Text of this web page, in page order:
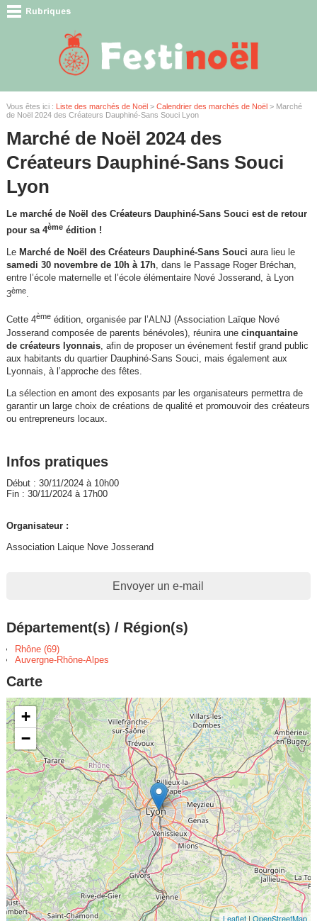
Vous êtes ici : Liste des marchés de Noël> Calendrier des marchés de Noël> Marché
de Noël 2024 des Créateurs Dauphiné-Sans Souci Lyon
Marché de Noël 2024 des
Créateurs Dauphiné-Sans Souci
Lyon
Le marché de Noël des Créateurs Dauphiné-Sans Souci est de retour
pour sa 4èmeédition !
Le Marché de Noël des Créateurs Dauphiné-Sans Souci aura lieu le
samedi 30 novembre de 10h à 17h, dans le Passage Roger Bréchan,
entre l’école maternelle et l’école élémentaire Nové Josserand, à Lyon
3ème.
Cette 4èmeédition, organisée par l’ALNJ (Association Laïque Nové
Josserand composée de parents bénévoles), réunira unecinquantaine
de créateurs lyonnais, afin de proposer un événement festif grand public
aux habitants du quartier Dauphiné-Sans Souci, mais également aux
Lyonnais, à l’approche des fêtes.
La sélection en amont des exposants par les organisateurs permettra de
garantir un large choix de créations de qualité et promouvoir des créateurs
ou entrepreneurs locaux.
Infos pratiques
Début : 30/11/2024 à 10h00
Fin : 30/11/2024 à 17h00
Organisateur :
Association Laique Nove Josserand
Envoyer un e-mail
Département(s) / Région(s)
Rhône (69)
Auvergne-Rhône-Alpes
Carte
+
−
Leaflet |OpenStreetMap